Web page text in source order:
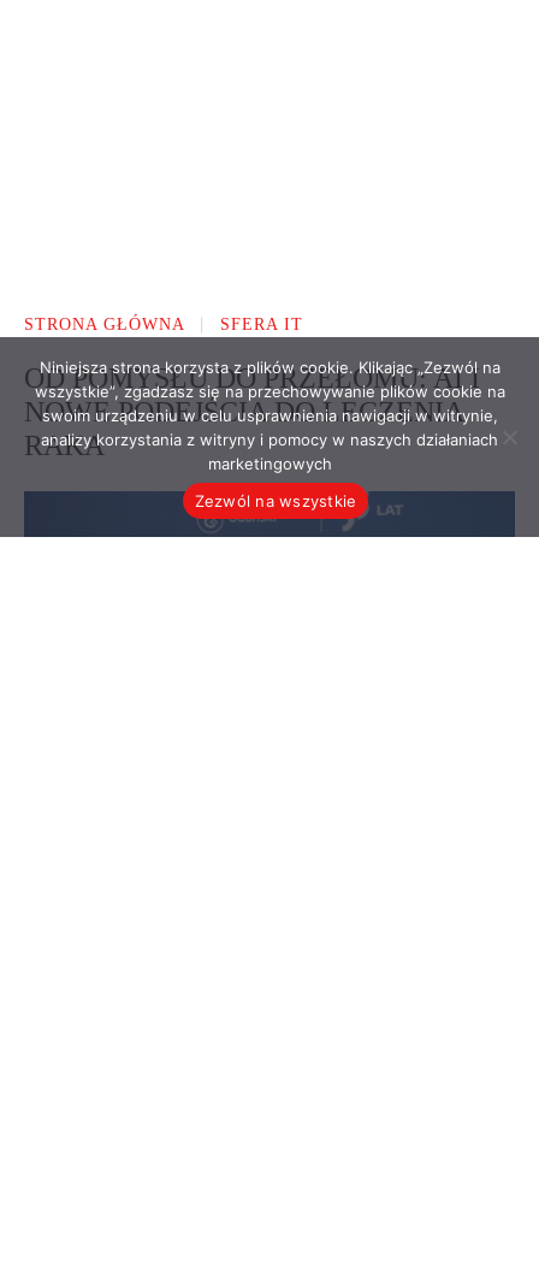
Niniejsza strona korzysta z plików cookie. Klikając „Zezwól na
wszystkie”, zgadzasz się na przechowywanie plików cookie na
swoim urządzeniu w celu usprawnienia nawigacji w witrynie,
analizy korzystania z witryny i pomocy w naszych działaniach
marketingowych
Zezwól na wszystkie